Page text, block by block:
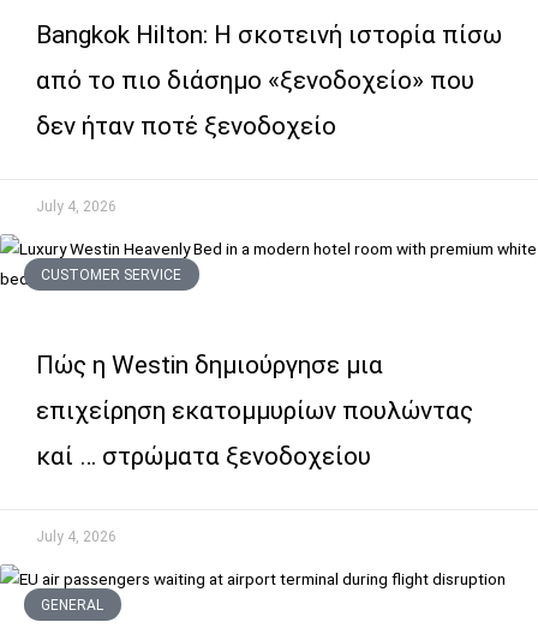
Bangkok Hilton: Η σκοτεινή ιστορία πίσω
από το πιο διάσημο «ξενοδοχείο» που
δεν ήταν ποτέ ξενοδοχείο
July 4, 2026
CUSTOMER SERVICE
Πώς η Westin δημιούργησε μια
επιχείρηση εκατομμυρίων πουλώντας
καί … στρώματα ξενοδοχείου
July 4, 2026
GENERAL